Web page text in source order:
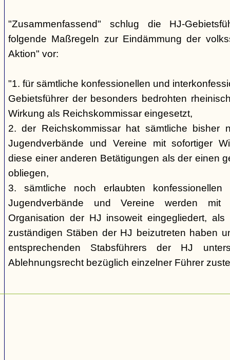
"Zusammenfassend" schlug die HJ-
folgende Maßregeln zur Eindämmung der
Aktion" vor:
"1. für sämtliche konfessionellen und
Gebietsführer der besonders bedrohten
Wirkung als Reichskommissar eingesetzt,
2. der Reichskommissar hat sämtliche bisher
Jugendverbände und Vereine mit sofortiger
diese einer anderen Betätigungen als der einen
obliegen,
3. sämtliche noch erlaubten konfessionellen
Jugendverbände und Vereine werden mit
Organisation der HJ insoweit eingegliedert,
zuständigen Stäben der HJ beizutreten haben
entsprechenden Stabsführers der HJ
Ablehnungsrecht bezüglich einzelner Führer